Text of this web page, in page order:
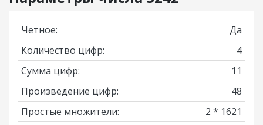
Четное:
Да
Количество цифр:
4
Сумма цифр:
11
Произведение цифр:
48
Простые множители:
2 * 1621